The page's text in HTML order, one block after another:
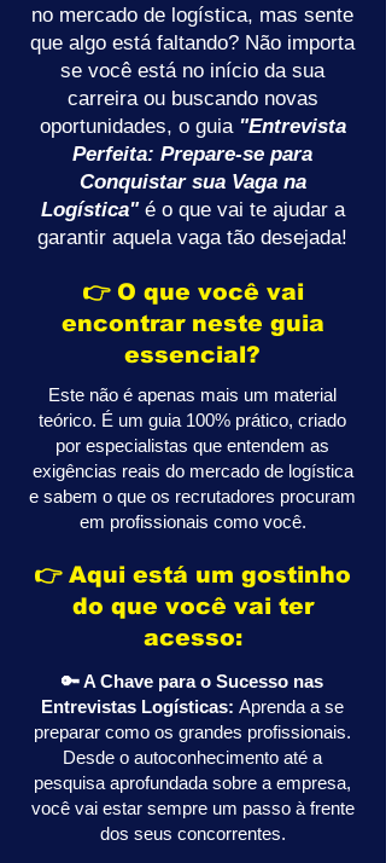
no mercado de logística, mas sente
que algo está faltando? Não importa
se você está no início da sua
carreira ou buscando novas
oportunidades, o guia "Entrevista
Perfeita: Prepare-se para
Conquistar sua Vaga na
Logística" é o que vai te ajudar a
garantir aquela vaga tão desejada!
👉 O que você vai
encontrar neste guia
essencial?
Este não é apenas mais um material
teórico. É um guia 100% prático, criado
por especialistas que entendem as
exigências reais do mercado de logística
e sabem o que os recrutadores procuram
em profissionais como você.
👉 Aqui está um gostinho
do que você vai ter
acesso:
🔑 A Chave para o Sucesso nas
Entrevistas Logísticas: Aprenda a se
preparar como os grandes profissionais.
Desde o autoconhecimento até a
pesquisa aprofundada sobre a empresa,
você vai estar sempre um passo à frente
dos seus concorrentes.